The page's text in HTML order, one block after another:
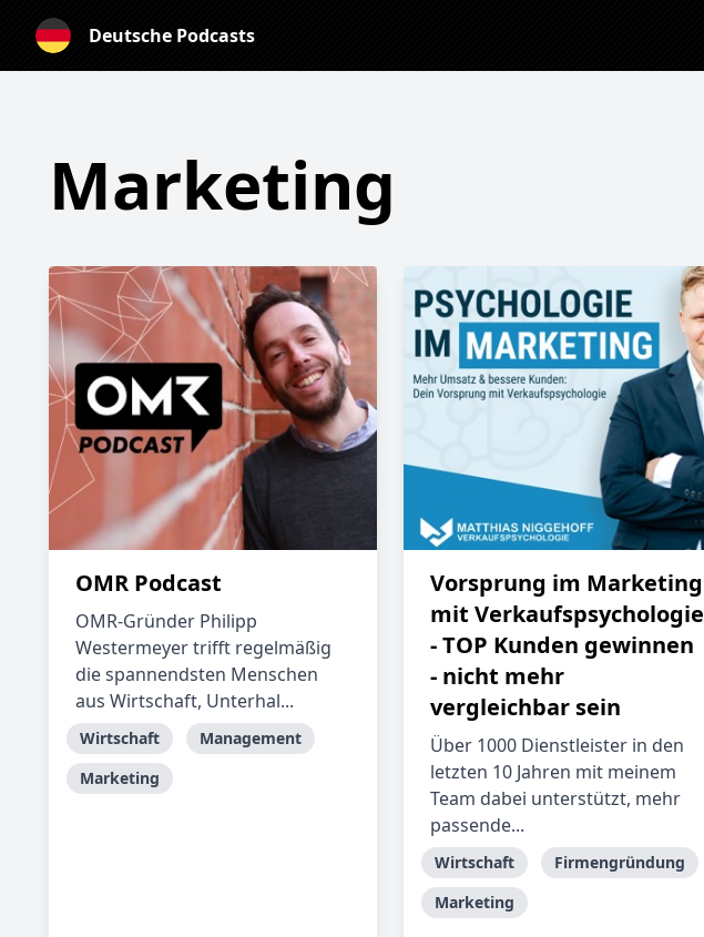
Deutsche Podcasts
Marketing
OMR Podcast
OMR-Gründer Philipp
Westermeyer trifft regelmäßig
die spannendsten Menschen
aus Wirtschaft, Unterhal...
Wirtschaft
Management
Marketing
Vorsprung im Marketing
mit Verkaufspsychologie
- TOP Kunden gewinnen
- nicht mehr
vergleichbar sein
Über 1000 Dienstleister in den
letzten 10 Jahren mit meinem
Team dabei unterstützt, mehr
passende...
Wirtschaft
Firmengründung
Marketing